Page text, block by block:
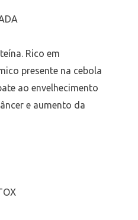
Rico em
presente na cebola
ao envelhecimento
e aumento da